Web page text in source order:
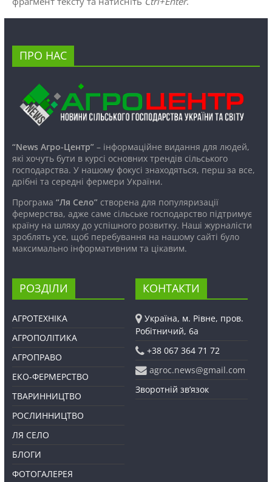
ПРО НАС
“News Агро-Центр”– інформаційне видання для людей,
які хочуть бути в курсі основних трендів сільського
господарства. У нашому фокусі знаходяться, перш за все,
дрібні та середні фермери України.
Програма “Ля Село”створена для популяризації
фермерства, адже саме сільське господарство підтримує
країну на шляху до успішного розвитку. Наші журналісти
зроблять усе, щоб перебування на нашому сайті було
максимально інформативним та цікавим.
РОЗДІЛИ
АГРОТЕХНІКА
АГРОПОЛІТИКА
АГРОПРАВО
ЕКО-ФЕРМЕРСТВО
ТВАРИННИЦТВО
РОСЛИННИЦТВО
ЛЯ СЕЛО
БЛОГИ
ФОТОГАЛЕРЕЯ
КОНТАКТИ
Україна, м. Рівне, пров.
Робітничий, 6а
+38 067 364 71 72
agroc.news@gmail.com
Зворотній зв’язок